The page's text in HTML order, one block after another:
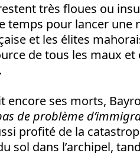
très floues ou
temps pour lancer une
et les élites
de tous les maux
encore ses morts,
de problème
profité de la
sol dans l’archipel,